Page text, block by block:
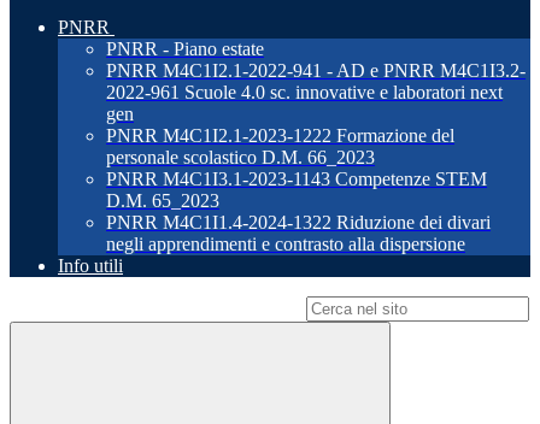
PNRR
PNRR - Piano estate
PNRR M4C1I2.1-2022-941 - AD e PNRR M4C1I3.2-
2022-961 Scuole 4.0 sc. innovative e laboratori next
gen
PNRR M4C1I2.1-2023-1222 Formazione del
personale scolastico D.M. 66_2023
PNRR M4C1I3.1-2023-1143 Competenze STEM
D.M. 65_2023
PNRR M4C1I1.4-2024-1322 Riduzione dei divari
negli apprendimenti e contrasto alla dispersione
Info utili